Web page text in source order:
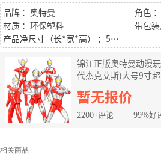
品牌 ：奥特曼
材质 ：环保塑料
产品净尺寸（长*宽*高） ：52*10*46cm
锦江正版奥特曼动漫
代杰克艾斯)大号9寸
一儿童节礼物
暂无报价
2200+评论 99%好
相关商品